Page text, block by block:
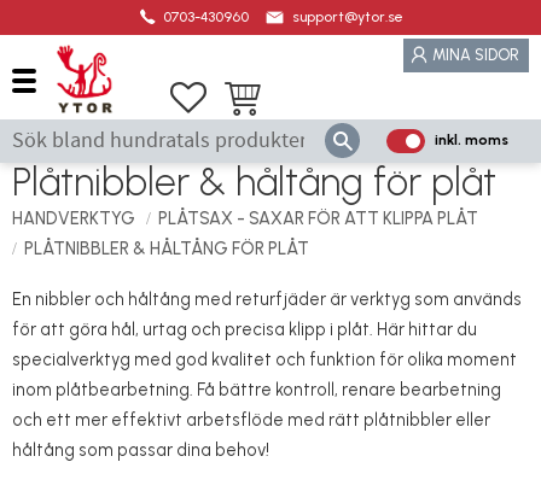
0703-430960 support@ytor.se
MINA SIDOR
Favoriter
Kundvagn
P
ri
s
vi
s
a
s
inkl. moms
Plåtnibbler & håltång för plåt
HANDVERKTYG
PLÅTSAX - SAXAR FÖR ATT KLIPPA PLÅT
PLÅTNIBBLER & HÅLTÅNG FÖR PLÅT
En nibbler och håltång med returfjäder är verktyg som används
för att göra hål, urtag och precisa klipp i plåt. Här hittar du
specialverktyg med god kvalitet och funktion för olika moment
inom plåtbearbetning. Få bättre kontroll, renare bearbetning
och ett mer effektivt arbetsflöde med rätt plåtnibbler eller
håltång som passar dina behov!